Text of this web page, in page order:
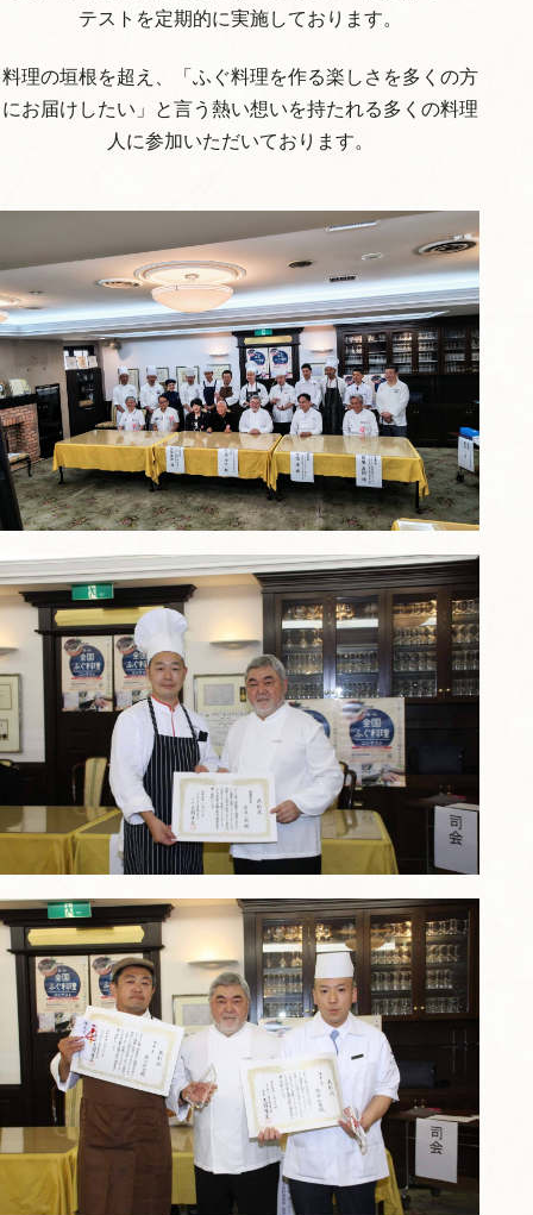
テストを定期的に実施しております。
料理の垣根を超え、「ふぐ料理を作る楽しさを多くの方
にお届けしたい」と言う熱い想いを持たれる多くの料理
人に参加いただいております。